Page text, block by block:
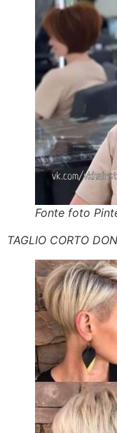
Fonte foto
TAGLIO CORTO